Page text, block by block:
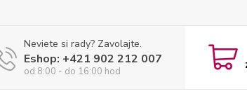
Neviete si rady? Zavolajte.
Eshop: +421 902 212 007
od 8:00 - do 16:00 hod